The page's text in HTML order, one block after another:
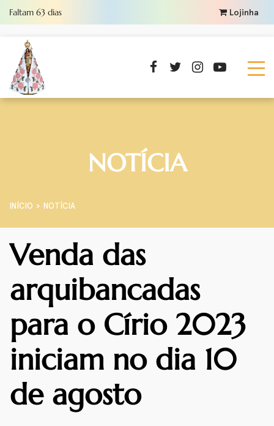
Faltam 63 dias Lojinha
NOTÍCIA
INÍCIO NOTÍCIA
Venda das
arquibancadas
para o Círio 2023
iniciam no dia 10
de agosto